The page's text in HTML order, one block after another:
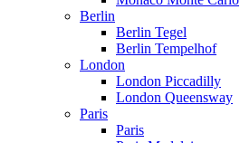
Berlin
Berlin Tegel
Berlin Tempelhof
London
London Piccadilly
London Queensway
Paris
Paris